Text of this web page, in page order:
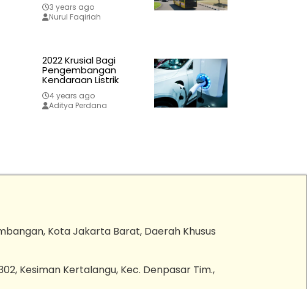
3 years ago
Nurul Faqiriah
2022 Krusial Bagi
Pengembangan
Kendaraan Listrik
4 years ago
Aditya Perdana
Kota Jakarta Barat, Daerah Khusus
Kesiman Kertalangu, Kec. Denpasar Tim.,